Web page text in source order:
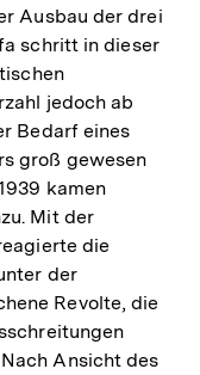
Ausbau der drei
schritt in dieser
jedoch ab
Bedarf eines
groß gewesen
kamen
Mit der
die
der
Revolte, die
Ansicht des